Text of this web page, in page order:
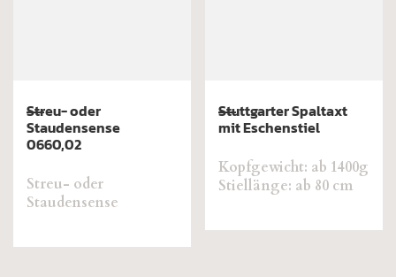
Streu- oder
Staudensense
0660,02
Streu- oder
Staudensense
Stuttgarter Spaltaxt
mit Eschenstiel
Kopfgewicht: ab 1400g
Stiellänge: ab 80 cm